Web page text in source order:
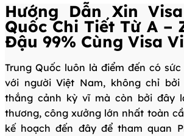
Hướng Dẫn Xin
Quốc Chi Tiết Từ A –
Đậu 99% Cùng Visa
Trung Quốc luôn là điểm đến có
với người Việt Nam, không chỉ bởi
thắng cảnh kỳ vĩ mà còn bởi đây
thương, công xưởng lớn nhất toàn
kế hoạch đến đây để tham quan